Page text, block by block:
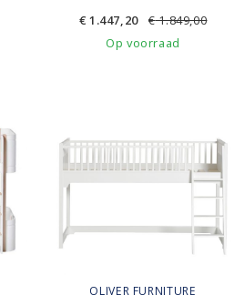
€ 1.447,20 €1.849,00
Op voorraad
OLIVER FURNITURE